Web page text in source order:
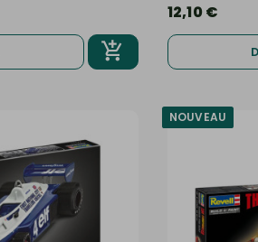
12,10 €
NOUVEAU